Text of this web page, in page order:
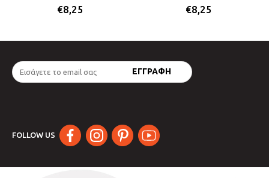
€8,25 €8,25
FOLLOW US